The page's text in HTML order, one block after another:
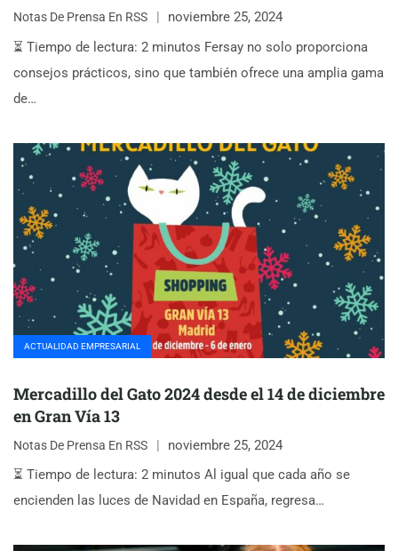
Notas De Prensa En RSS
noviembre 25, 2024
⏳ Tiempo de lectura: 2 minutos Fersay no solo proporciona
consejos prácticos, sino que también ofrece una amplia gama
de…
ACTUALIDAD EMPRESARIAL
Mercadillo del Gato 2024 desde el 14 de diciembre
en Gran Vía 13
Notas De Prensa En RSS
noviembre 25, 2024
⏳ Tiempo de lectura: 2 minutos Al igual que cada año se
encienden las luces de Navidad en España, regresa…